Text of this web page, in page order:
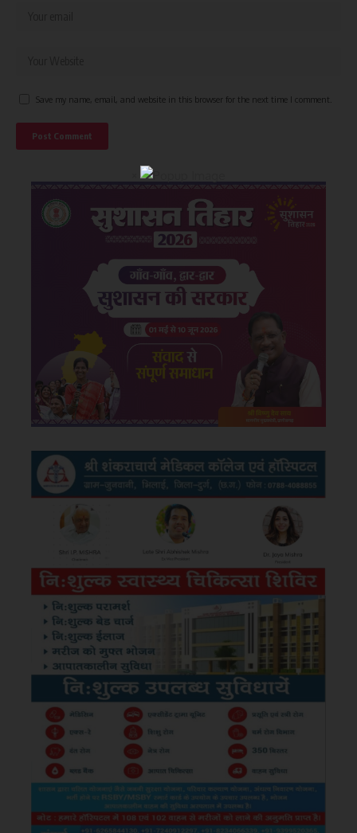
Save my name, email, and website in this browser for the next time I comment.